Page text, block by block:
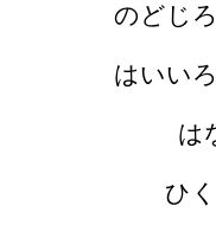
のどじ
はいい
は
ひ